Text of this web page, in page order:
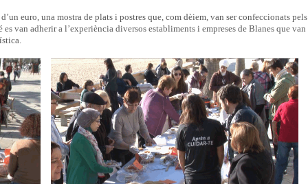
euro, una mostra de plats i postres que, com dèiem, van ser confeccionats pels
van adherir a l’experiència diversos establiments i empreses de Blanes que van